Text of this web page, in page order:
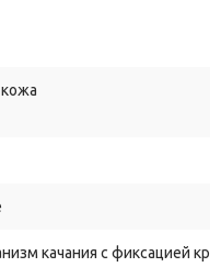
качания с фиксацией